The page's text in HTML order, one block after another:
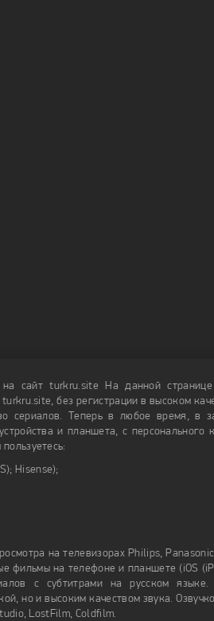
сайт turkru.site На данной
без регистрации в высоком
сериалов. Теперь в любое время, в
и планшета, с
Hisense);
на телевизорах Philips,
фильмы на телефоне и планшете (iOS
с субтитрами на русском
но и высоким качеством звука.
LostFilm, Coldfilm.